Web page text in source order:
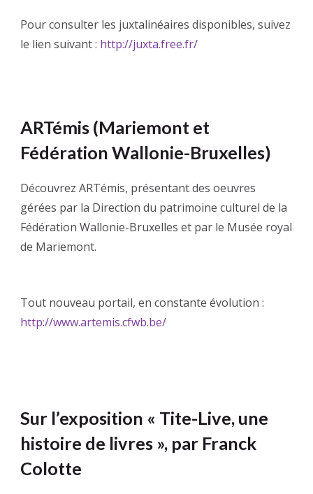
Pour consulter les juxtalinéaires disponibles, suivez
le lien suivant : http://juxta.free.fr/
ARTémis (Mariemont et
Fédération Wallonie-Bruxelles)
Découvrez ARTémis, présentant des oeuvres
gérées par la Direction du patrimoine culturel de la
Fédération Wallonie-Bruxelles et par le Musée royal
de Mariemont.
Tout nouveau portail, en constante évolution :
http://www.artemis.cfwb.be/
Sur l’exposition « Tite-Live, une
histoire de livres », par Franck
Colotte